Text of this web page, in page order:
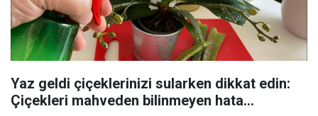
Yaz geldi çiçeklerinizi sularken dikkat edin:
Çiçekleri mahveden bilinmeyen hata...